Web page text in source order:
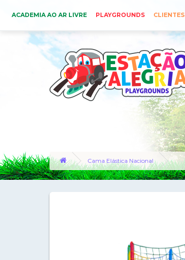
ACADEMIA AO AR LIVRE PLAYGROUNDS CLIENTES
Cama Elástica Nacional